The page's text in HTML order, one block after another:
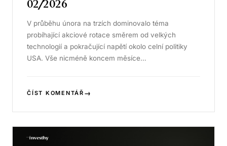
02/2026
V průběhu února na trzích dominovalo téma
probíhající akciové rotace směrem od velkých
technologií a pokračující napětí okolo celní politiky
USA. Vše nicméně koncem měsíce…
ČÍST KOMENTÁŘ →